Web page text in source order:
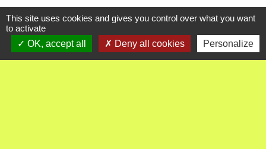
Magazine
Libellule Toute
l’actualité du SR3A
This site uses cookies and gives you control over what you want
to activate
OK, accept all
Deny all cookies Personalize